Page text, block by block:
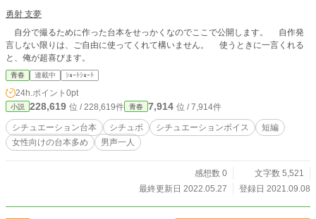
勇射 支夢
自分で撮るために作った台本をせっかくなのでここで公開します。 自作発
言しない限りは、ご自由に使ってくれて構いません。 使うときに一言くれる
と、俺が超喜びます。
青春 連載中 ｼｮｰﾄｼｮｰﾄ
24h.ポイント 0pt
小説 228,619 位 / 228,619件 青春 7,914 位 / 7,914件
シチュエーション台本 シチュボ シチュエーションボイス
短編
女性向けの台本多め
男声一人
感想数 0
文字数 5,521
最終更新日 2022.05.27
登録日 2021.09.08